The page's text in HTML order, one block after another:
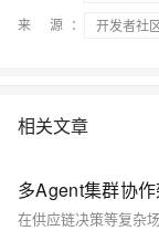
来 源：
开发者社
相关文章